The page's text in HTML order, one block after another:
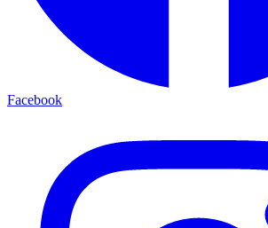
Facebook